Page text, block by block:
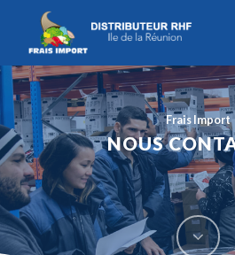
content
Frais Import
NOUS